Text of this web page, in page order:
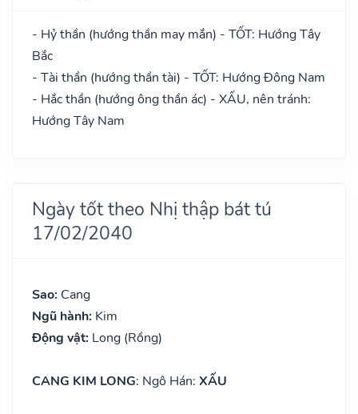
- Hỷ thần (hướng thần may mắn) - TỐT: Hướng Tây
Bắc
- Tài thần (hướng thần tài) - TỐT: Hướng Đông Nam
- Hắc thần (hướng ông thần ác) - XẤU, nên tránh:
Hướng Tây Nam
Ngày tốt theo Nhị thập bát tú
17/02/2040
Sao: Cang
Ngũ hành: Kim
Động vật: Long (Rồng)
CANG KIM LONG: Ngô Hán: XẤU